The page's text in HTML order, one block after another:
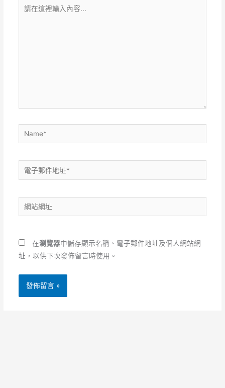
Name*
電
子
件
地
*
站
址
在瀏覽器中儲存顯示名稱、電子郵件地址及個人網站網
址，以供下次發佈留言時使用。